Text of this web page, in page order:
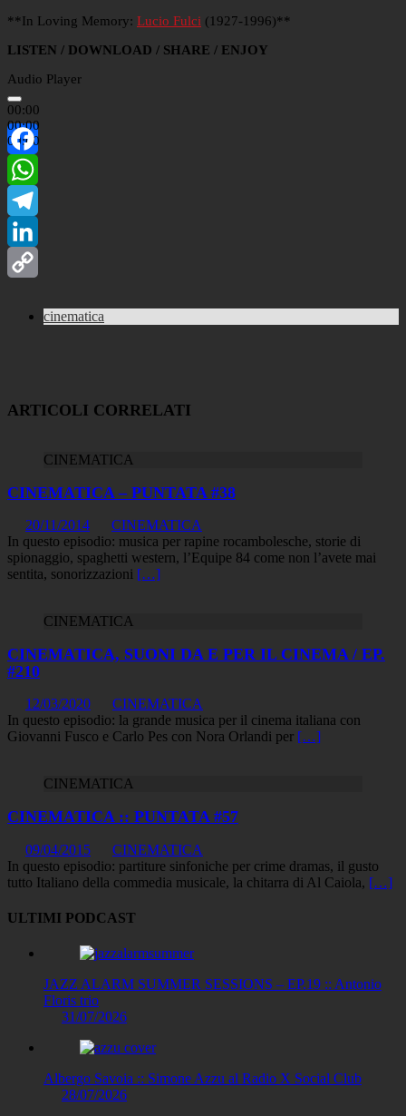
**In Loving Memory: Lucio Fulci (1927-1996)**
LISTEN / DOWNLOAD / SHARE / ENJOY
Audio Player
00:00
00:00
00:00
Facebook
WhatsApp
Telegram
LinkedIn
Link cinematica
ARTICOLI CORRELATI
CINEMATICA
CINEMATICA – PUNTATA #38
20/11/2014
CINEMATICA
In questo episodio: musica per rapine rocambolesche, storie di
spionaggio, spaghetti western, l’Equipe 84 come non l’avete mai
sentita, sonorizzazioni […]
CINEMATICA
CINEMATICA, SUONI DA E PER IL CINEMA / EP.
#210
12/03/2020
CINEMATICA
In questo episodio: la grande musica per il cinema italiana con
Giovanni Fusco e Carlo Pes con Nora Orlandi per […]
CINEMATICA
CINEMATICA :: PUNTATA #57
09/04/2015
CINEMATICA
In questo episodio: partiture sinfoniche per crime dramas, il gusto
tutto Italiano della commedia musicale, la chitarra di Al Caiola, […]
ULTIMI PODCAST
JAZZ ALARM SUMMER SESSIONS – EP.19 :: Antonio
Floris trio
31/07/2026
Albergo Savoia :: Simone Azzu al Radio X Social Club
28/07/2026